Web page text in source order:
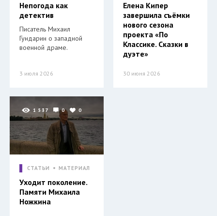
Непогода как
детектив
Писатель Михаил
Гундарин о западной
военной драме.
3 июля 2026
Елена Кипер
завершила съёмки
нового сезона
проекта «По
Классике. Сказки в
дуэте»
30 июня 2026
1 537 0 0
СТАТЬИ МАТЕРИАЛ
Уходит поколение.
Памяти Михаила
Ножкина